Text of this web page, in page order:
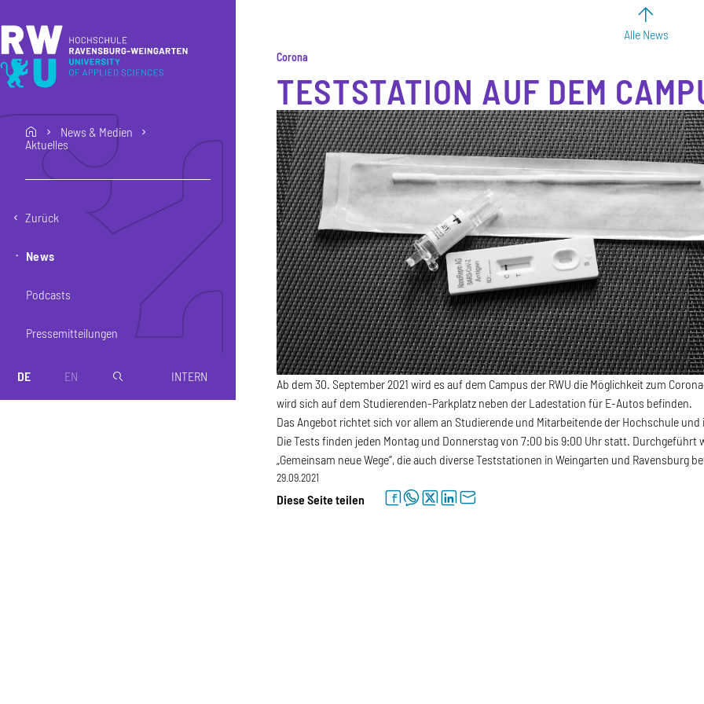
home
News & Medien
Aktuelles
Zurück
News
Podcasts
Pressemitteilungen
DE EN magnifier INTERN
Alle News
Corona
TESTSTATION AUF DEM
Ab dem 30. September 2021 wird es auf dem Campus der RWU die Möglichkeit zum
wird sich auf dem Studierenden-Parkplatz neben der Ladestation für E-Autos befinden.
Das Angebot richtet sich vor allem an Studierende und Mitarbeitende der Hochschule
Die Tests finden jeden Montag und Donnerstag von 7:00 bis 9:00 Uhr statt. Durchgeführt
„Gemeinsam neue Wege“, die auch diverse Teststationen in Weingarten und Ravensburg
29.09.2021
Diese Seite teilen facebookwhatsapptwitterlinkedinletter